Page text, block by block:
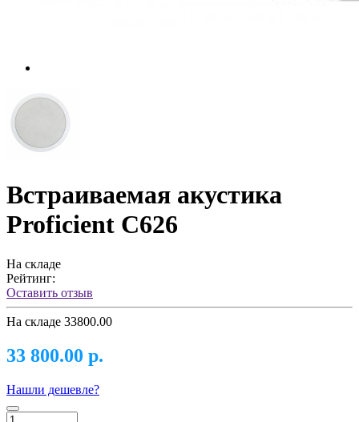
Встраиваемая акустика
Proficient C626
На складе
Рейтинг:
Оставить отзыв
На складе 33800.00
33 800.00 р.
Нашли дешевле?